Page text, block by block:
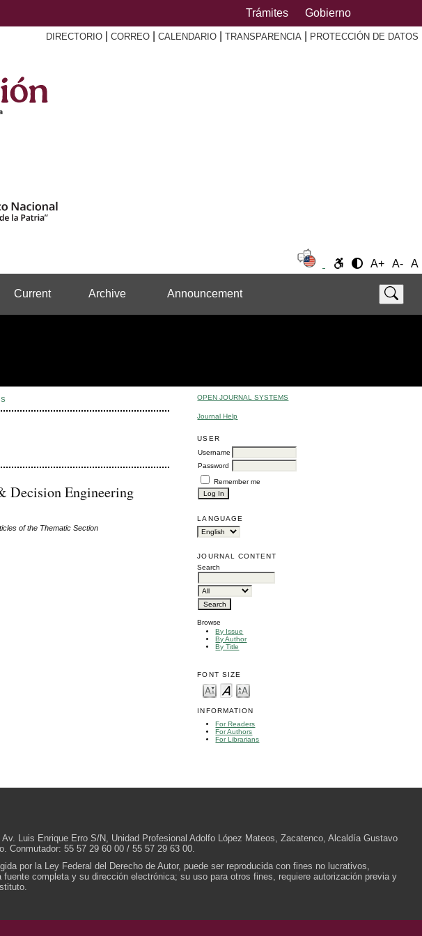
Trámites Gobierno
DIRECTORIO CORREO CALENDARIO TRANSPARENCIA PROTECCIÓN DE DATOS
A+ A- A
Current Archive Announcement
OPEN JOURNAL SYSTEMS
Journal Help
USER
Username
Password
Remember me
LANGUAGE
JOURNAL CONTENT
Search
Browse
By Issue
By Author
By Title
FONT SIZE
INFORMATION
For Readers
For Authors
For Librarians
Decision Engineering
of the Thematic Section
Luis Enrique Erro S/N, Unidad Profesional Adolfo López Mateos, Zacatenco, Alcaldía Gustavo
Conmutador: 55 57 29 60 00 / 55 57 29 63 00.
por la Ley Federal del Derecho de Autor, puede ser reproducida con fines no lucrativos,
completa y su dirección electrónica; su uso para otros fines, requiere autorización previa y